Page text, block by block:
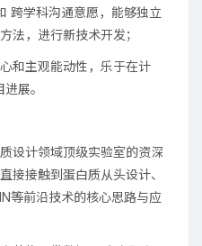
跨学科沟通意愿，能够独立
法，进行新技术开发；
和主观能动性，乐于在计
展。
设计领域顶级实验室的资深
接接触到蛋白质从头设计、
等前沿技术的核心思路与应